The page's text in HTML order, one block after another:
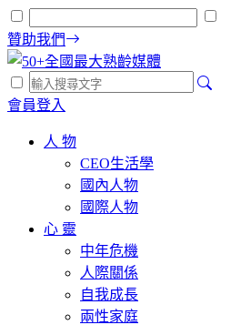
贊助我們
會員登入
人 物
CEO生活學
國內人物
國際人物
心 靈
中年危機
人際關係
自我成長
兩性家庭